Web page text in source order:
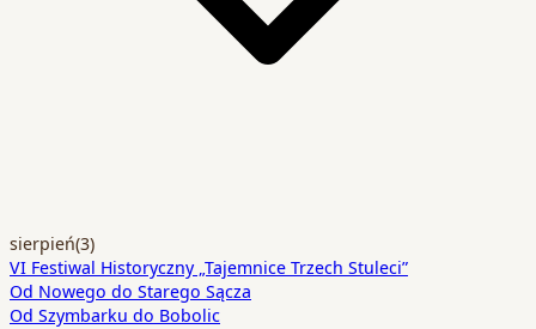
sierpień(3)
VI Festiwal Historyczny „Tajemnice Trzech Stuleci”
Od Nowego do Starego Sącza
Od Szymbarku do Bobolic